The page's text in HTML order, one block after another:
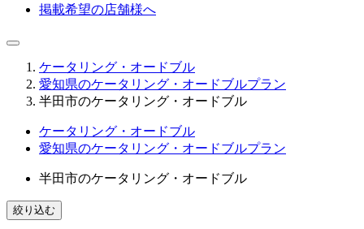
掲載希望の店舗様へ
ケータリング・オードブル
愛知県のケータリング・オードブルプラン
半田市のケータリング・オードブル
ケータリング・オードブル
愛知県のケータリング・オードブルプラン
半田市のケータリング・オードブル
絞り込む